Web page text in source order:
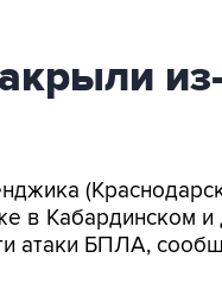
в Кабардинском
атаки БПЛА,